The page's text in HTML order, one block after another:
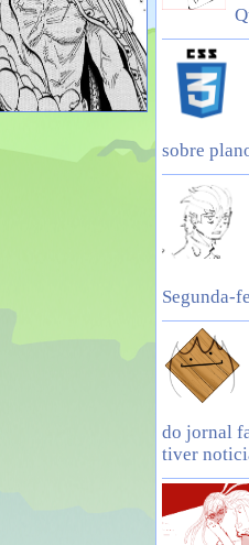
sobre
Segunda-
do jornal
tiver